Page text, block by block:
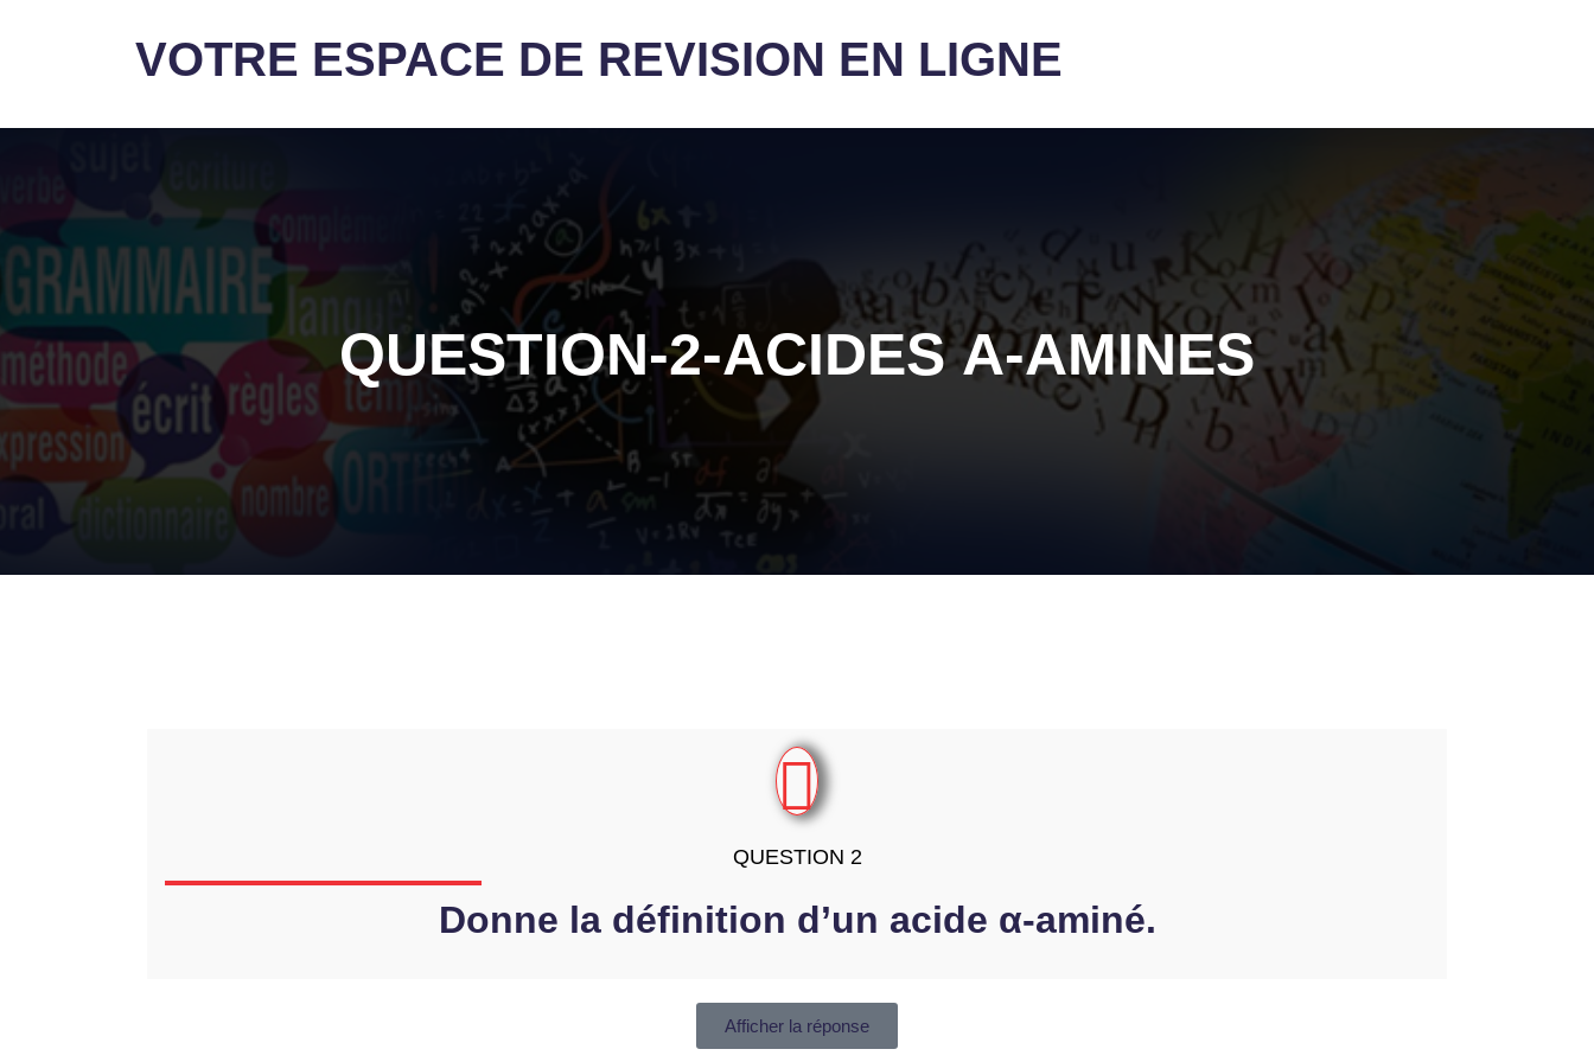
VOTRE ESPACE DE REVISION EN LIGNE
QUESTION-2-ACIDES Α-AMINES
QUESTION 2
Donne la définition d’un acide α-aminé.
Afficher la réponse